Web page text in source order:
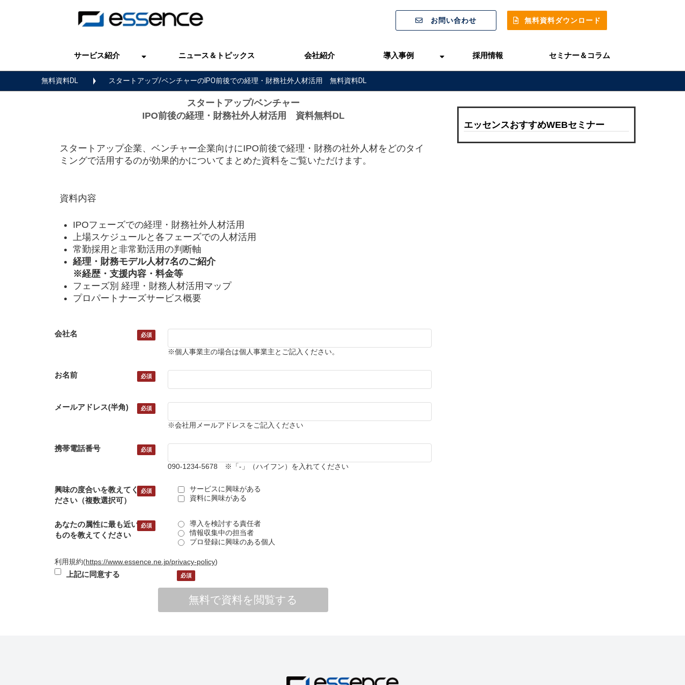
お問い合わせ 無料資料ダウンロード
サービス紹介 ニュース＆トピックス 会社紹介 導入事例 採用情報 セミナー＆コラム
無料資料DL スタートアップ/ベンチャーのIPO前後での経理・財務社外人材活用 無料資料DL
スタートアップ/ベンチャー
IPO前後の経理・財務社外人材活用　資料無料DL
スタートアップ企業、ベンチャー企業向けにIPO前後で経理・財務の社外人材をどのタイ
ミングで活用するのが効果的かについてまとめた資料をご覧いただけます。
資料内容
IPOフェーズでの経理・財務社外人材活用
上場スケジュールと各フェーズでの人材活用
常勤採用と非常勤活用の判断軸
経理・財務モデル人材7名のご紹介
※経歴・支援内容・料金等
フェーズ別 経理・財務人材活用マップ
プロパートナーズサービス概要
会社名
※個人事業主の場合は個人事業主とご記入ください。
お名前
メールアドレス(半角)
※会社用メールアドレスをご記入ください
携帯電話番号
090-1234-5678 ※「-」（ハイフン）を入れてください
興味の度合いを教えてく
ださい（複数選択可）
サービスに興味がある
資料に興味がある
あなたの属性に最も近い
ものを教えてください
導入を検討する責任者
情報収集中の担当者
プロ登録に興味のある個人
利用規約(https://www.essence.ne.jp/privacy-policy)
上記に同意する
エッセンスおすすめWEBセミナー